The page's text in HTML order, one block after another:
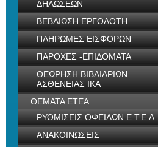
ΔΗΛΩΣΕΩΝ
ΒΕΒΑΙΩΣΗ ΕΡΓΟΔΟΤΗ
ΠΛΗΡΩΜΕΣ ΕΙΣΦΟΡΩΝ
ΠΑΡΟΧΕΣ -ΕΠΙΔΟΜΑΤΑ
ΘΕΩΡΗΣΗ ΒΙΒΛΙΑΡΙΩΝ
ΑΣΘΕΝΕΙΑΣ ΙΚΑ
ΘΕΜΑΤΑ ΕΤΕΑ
ΡΥΘΜΙΣΕΙΣ ΟΦΕΙΛΩΝ Ε.Τ.Ε.Α.
ΑΝΑΚΟΙΝΩΣΕΙΣ